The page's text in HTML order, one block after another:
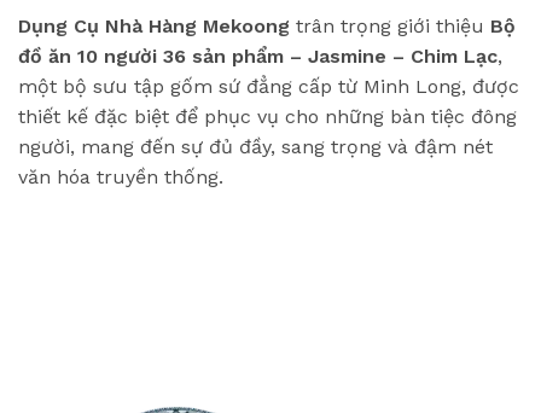
Dụng Cụ Nhà Hàng Mekoong trân trọng giới thiệu Bộ
đồ ăn 10 người 36 sản phẩm – Jasmine – Chim Lạc,
một bộ sưu tập gốm sứ đẳng cấp từ Minh Long, được
thiết kế đặc biệt để phục vụ cho những bàn tiệc đông
người, mang đến sự đủ đầy, sang trọng và đậm nét
văn hóa truyền thống.